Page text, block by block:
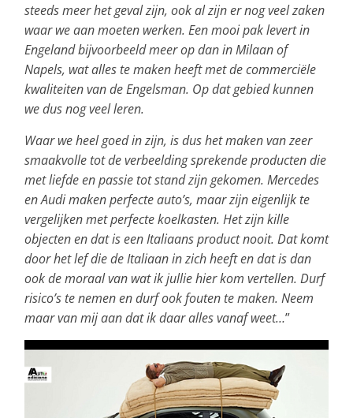
steeds meer het geval zijn, ook al zijn er nog veel zaken
waar we aan moeten werken. Een mooi pak levert in
Engeland bijvoorbeeld meer op dan in Milaan of
Napels, wat alles te maken heeft met de commerciële
kwaliteiten van de Engelsman. Op dat gebied kunnen
we dus nog veel leren.
Waar we heel goed in zijn, is dus het maken van zeer
smaakvolle tot de verbeelding sprekende producten die
met liefde en passie tot stand zijn gekomen. Mercedes
en Audi maken perfecte auto’s, maar zijn eigenlijk te
vergelijken met perfecte koelkasten. Het zijn kille
objecten en dat is een Italiaans product nooit. Dat komt
door het lef die de Italiaan in zich heeft en dat is dan
ook de moraal van wat ik jullie hier kom vertellen. Durf
risico’s te nemen en durf ook fouten te maken. Neem
maar van mij aan dat ik daar alles vanaf weet…”